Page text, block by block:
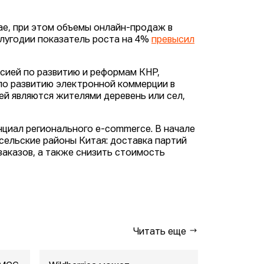
при этом объемы онлайн-продаж в
показатель роста на 4%превысил
по развитию и реформам КНР,
развитию электронной коммерции в
являются жителями деревень или сел,
регионального e-commerce. В начале
районы Китая: доставка партий
а также снизить стоимость
Читать еще